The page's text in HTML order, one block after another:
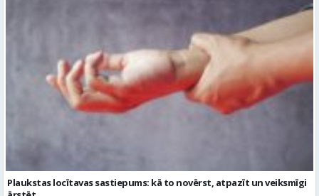
Plaukstas locītavas sastiepums: kā to novērst, atpazīt un veiksmīgi